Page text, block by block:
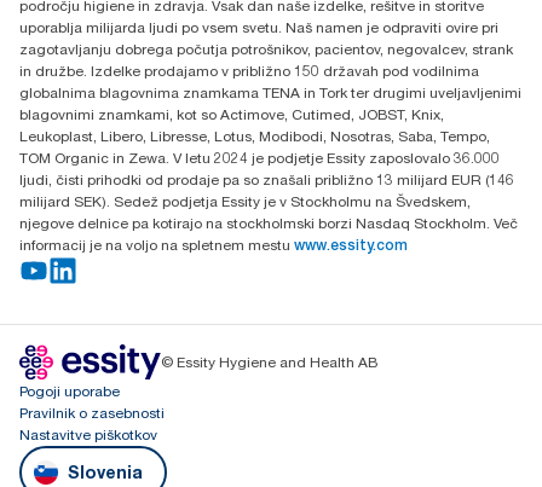
področju higiene in zdravja. Vsak dan naše izdelke, rešitve in storitve
uporablja milijarda ljudi po vsem svetu. Naš namen je odpraviti ovire pri
zagotavljanju dobrega počutja potrošnikov, pacientov, negovalcev, strank
in družbe. Izdelke prodajamo v približno 150 državah pod vodilnima
globalnima blagovnima znamkama TENA in Tork ter drugimi uveljavljenimi
blagovnimi znamkami, kot so Actimove, Cutimed, JOBST, Knix,
Leukoplast, Libero, Libresse, Lotus, Modibodi, Nosotras, Saba, Tempo,
TOM Organic in Zewa. V letu 2024 je podjetje Essity zaposlovalo 36.000
ljudi, čisti prihodki od prodaje pa so znašali približno 13 milijard EUR (146
milijard SEK). Sedež podjetja Essity je v Stockholmu na Švedskem,
njegove delnice pa kotirajo na stockholmski borzi Nasdaq Stockholm. Več
informacij je na voljo na spletnem mestu www.essity.com
© Essity Hygiene and Health AB
Pogoji uporabe
Pravilnik o zasebnosti
Nastavitve piškotkov
Slovenia